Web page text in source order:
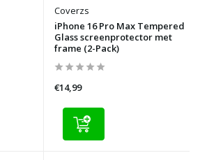
Coverzs
iPhone 16 Pro Max Tempered
Glass screenprotector met
frame (2-Pack)
€14,99